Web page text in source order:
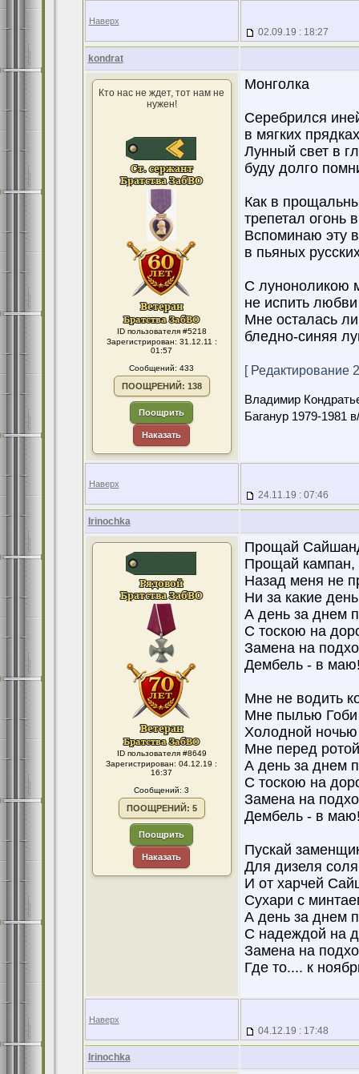
Наверх
02.09.19 : 18:27
kondrat
Кто нас не ждет, тот нам не
нужен!
ID пользователя #5218
Зарегистрирован: 31.12.11 :
01:57
Сообщений: 433
ПООЩРЕНИЙ: 138
Поощрить
Наказать
Монголка
Серебрился
в мягких
Лунный свет в
буду долго
Как в
трепетал огонь
Вспоминаю эту
в пьяных
С луноноликою
не испить
Мне осталась
бледно-синяя
[ Редактирование
Владимир
Баганур 1979-1981
Наверх
24.11.19 : 07:46
Irinochka
ID пользователя #8649
Зарегистрирован: 04.12.19 :
16:37
Сообщений: 3
ПООЩРЕНИЙ: 5
Поощрить
Наказать
Прощай
Прощай
Назад меня не
Ни за какие
А день за днем
С тоскою на
Замена на
Дембель - в
Мне не водить
Мне пылью
Холодной ночью
Мне перед
А день за днем
С тоскою на
Замена на
Дембель - в
Пускай
Для дизеля
И от харчей
Сухари с
А день за днем
С надеждой на
Замена на
Где то.... к
Наверх
04.12.19 : 17:48
Irinochka